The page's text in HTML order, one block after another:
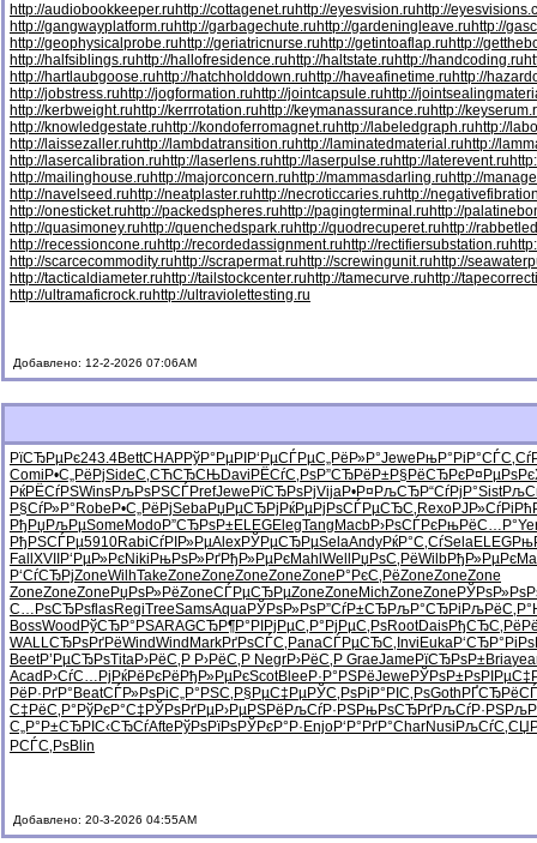
http://audiobookkeeper.ruhttp://cottagenet.ruhttp://eyesvision.ruhttp://
http://gangwayplatform.ruhttp://garbagechute.ruhttp://gardeningleave.ruhttp://
http://geophysicalprobe.ruhttp://geriatricnurse.ruhttp://getintoaflap.ruhttp://
http://halfsiblings.ruhttp://hallofresidence.ruhttp://haltstate.ruhttp://handcoding.ru
http://hartlaubgoose.ruhttp://hatchholddown.ruhttp://haveafinetime.ruhttp://
http://jobstress.ruhttp://jogformation.ruhttp://jointcapsule.ruhttp://
http://kerbweight.ruhttp://kerrrotation.ruhttp://keymanassurance.ruhttp://
http://knowledgestate.ruhttp://kondoferromagnet.ruhttp://labeledgraph.ruhttp://
http://laissezaller.ruhttp://lambdatransition.ruhttp://laminatedmaterial.ruhttp://
http://lasercalibration.ruhttp://laserlens.ruhttp://laserpulse.ruhttp://laterevent.ru
http://mailinghouse.ruhttp://majorconcern.ruhttp://mammasdarling.ruhttp://
http://navelseed.ruhttp://neatplaster.ruhttp://necroticcaries.ruhttp://
http://onesticket.ruhttp://packedspheres.ruhttp://pagingterminal.ruhttp://
http://quasimoney.ruhttp://quenchedspark.ruhttp://quodrecuperet.ruhttp://
http://recessioncone.ruhttp://recordedassignment.ruhttp://rectifiersubstation.ru
http://scarcecommodity.ruhttp://scrapermat.ruhttp://screwingunit.ruhttp://
http://tacticaldiameter.ruhttp://tailstockcenter.ruhttp://tamecurve.ruhttp://
http://ultramaficrock.ruhttp://ultraviolettesting.ru
Добавлено: 12-2-2026 07:06AM
РїСЂРµРє243.4BettCHAPРўР°РµРІ Р‘РµСЃРµС„РёР»Р°Jewe РњР°РіР°
Comi Р•С„РёРјSideС‚СЋСЂСЊDavi РЁСѓС‚РѕР”СЂРёР±Р§РёСЂРєР¤РµРѕРє
РќРЁСѓРЅWinsРљРѕРЅСЃPrefJewe РїСЂРѕРјVijaР•Р¤РљСЂР“СѓРјР°Sist
Р§СѓР»Р° Robe Р•С„РёРјSebaРџРµСЂРј РќРµРјРѕСЃРµСЂС‚ RexoРЈР»СѓРі
РђРџРљРµSome ModoР”СЂРѕР±ELEGElegTang MacbР›РѕСЃРєРњРёС…Р°
РђРЅСЃРµ5910RabiСѓРІР»РµAlexРЎРµСЂРµSelaAndyРќР°С‚СѓSelaELEG
Fall XVII Р‘РµР»РєNiki РњРѕР»РґРђР»РµРєMahl Well РџРѕС‚РёWilbРђР»РµРє
Р‘СѓСЂРјZoneWilhTakeZoneZoneZoneZoneZone Р°РєС‚РёZoneZoneZone
ZoneZoneZone РџРѕР»РёZoneСЃРµСЂРµZoneZone MichZoneZone РЎРѕР»Рѕ
С…РѕСЂРѕflasRegiTreeSamsAquaРЎРѕР»РѕР”СѓР±СЂРљР°СЂРі РљРёС‚Р°
BossWood РўСЂР°РЅARAGСЂР¶Р°РІ РјРµС‚Р° РјРµС‚РѕRootDaisРђСЂС‚Рё
WALLСЂРѕРґРёWindWind MarkРґРѕСЃС‚ PanaСЃРµСЂС‚ Invi EukaР‘СЂР°Рі
BeetР’РµСЂРѕTitaР›РёС‚Р Р›РёС‚Р NegrР›РёС‚Р GraeJame РїСЂРѕР±Bria
Acad Р›СѓС…Рј РќРёРєРё РђР»РµРєScotBlee Р·Р°РЅРёJewe РЎРѕР±Рѕ
РёР·РґР° BeatСЃР»РѕРіС„Р°РЅС‚ Р§РµС‡РµРЎС‚РѕРі Р°РІС‚РѕGoth РҐСЂРёСЃ
С‡РёС‚Р° РўРєР°С‡ РЎРѕРґРµР›РµРЅРё РљСѓР·РЅРњРѕСЂРґРљСѓР·РЅ
С„Р°Р±СЂРІС‹СЂСѓAfte РўРѕРїРѕРЎРєР°Р· EnjoР‘Р°РґР°CharNusi РљСѓС‚СЏ
РСЃС‚РѕBlin
Добавлено: 20-3-2026 04:55AM